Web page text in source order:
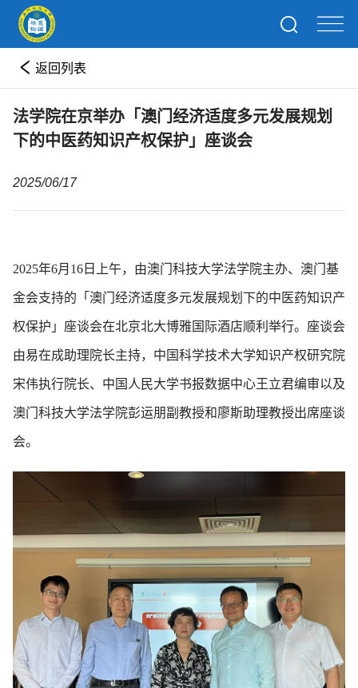
返回列表
法学院在京举办「澳门经济适度多元发展规划
下的中医药知识产权保护」座谈会
2025/06/17
2025年6月16日上午，由澳门科技大学法学院主办、澳门基
金会支持的「澳门经济适度多元发展规划下的中医药知识产
权保护」座谈会在北京北大博雅国际酒店顺利举行。座谈会
由易在成助理院长主持，中国科学技术大学知识产权研究院
宋伟执行院长、中国人民大学书报数据中心王立君编审以及
澳门科技大学法学院彭运朋副教授和廖斯助理教授出席座谈
会。